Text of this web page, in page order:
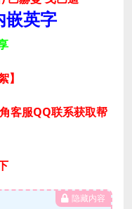
英字
】
客服QQ联系获取帮
隐藏内容